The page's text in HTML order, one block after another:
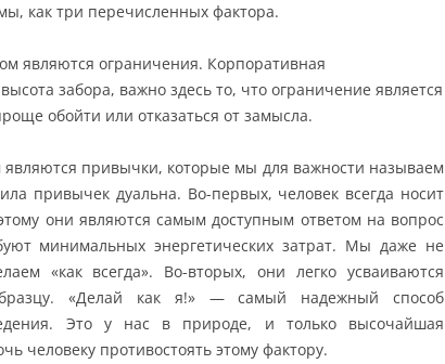
как три перечисленных фактора.
являются ограничения. Корпоративная
забора, важно здесь то, что ограничение является
обойти или отказаться от замысла.
привычки, которые мы для важности называем
привычек дуальна. Во-первых, человек всегда носит
они являются самым доступным ответом на вопрос
минимальных энергетических затрат. Мы даже не
«как всегда». Во-вторых, они легко усваиваются
«Делай как я!» — самый надежный способ
Это у нас в природе, и только высочайшая
человеку противостоять этому фактору.